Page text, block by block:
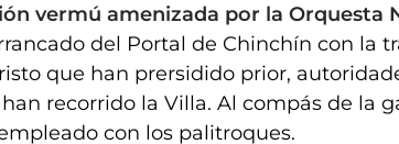
vermú amenizada por la Orquesta
del Portal de Chinchín con la
que han prersidido prior,
recorrido la Villa. Al compás de la
con los palitroques.